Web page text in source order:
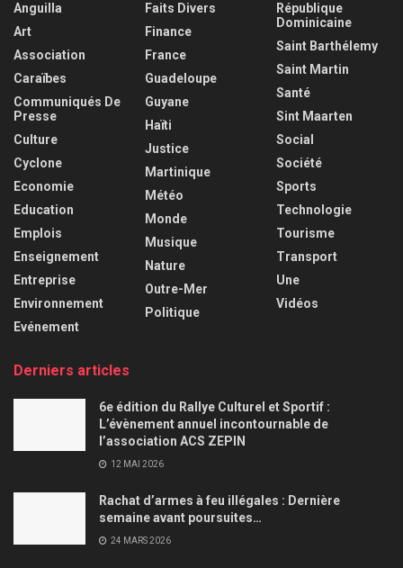
Anguilla
Art
Association
Caraïbes
Communiqués De
Presse
Culture
Cyclone
Economie
Education
Emplois
Enseignement
Entreprise
Environnement
Evénement
Faits Divers
Finance
France
Guadeloupe
Guyane
Haïti
Justice
Martinique
Météo
Monde
Musique
Nature
Outre-Mer
Politique
République
Dominicaine
Saint Barthélemy
Saint Martin
Santé
Sint Maarten
Social
Société
Sports
Technologie
Tourisme
Transport
Une
Vidéos
Derniers articles
6e édition du Rallye Culturel et Sportif :
L’évènement annuel incontournable de
l’association ACS ZEPIN
12 MAI 2026
Rachat d’armes à feu illégales : Dernière
semaine avant poursuites…
24 MARS 2026